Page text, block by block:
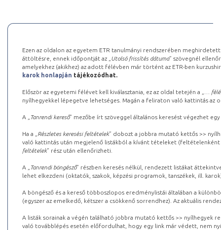
Ezen az oldalon az egyetem ETR tanulmányi rendszerében
áttöltésre, ennek időpontját az „ Utolsó frissítés dátuma” szövegnél
amelyekhez (akikhez) az adott félévben már történt az ETR-ben
karok honlapján tájékozódhat.
Először az egyetemi félévet kell kiválasztania, ez az oldal tetején a „
…
nyílhegyekkel lépegetve lehetséges. Magán a feliraton való kattintás az
A „ Tanrendi kereső” mezőbe írt szöveggel általános keresést végezhet
Ha a „ Részletes keresési feltételek” dobozt a jobbra mutató kettős >>
való kattintás után megjelenő listákból a kívánt tételeket (feltételenként
feltételek” rész után ellenőrizheti.
A „ Tanrendi böngésző” részben keresés nélkül, rendezett listákat
lehet elkezdeni (oktatók, szakok, képzési programok, tanszékek, ill.
A böngésző és a kereső többoszlopos eredménylistái általában a
(egyszer az emelkedő, kétszer a csökkenő sorrendhez). Az aktuális
A listák sorainak a végén található jobbra mutató kettős >> nyílhegyek
való továbblépés esetén előfordulhat, hogy egy link már védett, nem